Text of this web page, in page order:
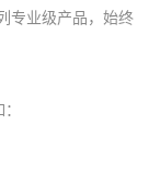
专业级产品，始终